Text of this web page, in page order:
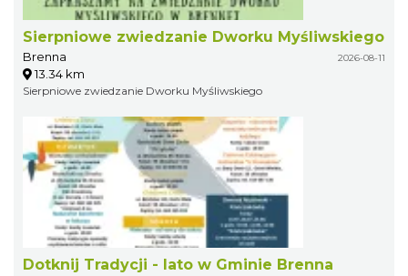
Sierpniowe zwiedzanie Dworku Myśliwskiego
Brenna 2026-08-11
13.34 km
Sierpniowe zwiedzanie Dworku Myśliwskiego
Dotknij Tradycji - lato w Gminie Brenna